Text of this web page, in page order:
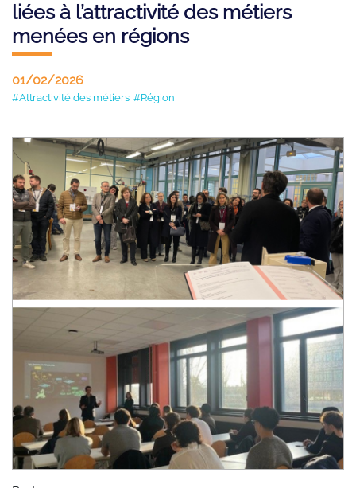
liées à l’attractivité des métiers
menées en régions
01/02/2026
#Attractivité des métiers #Région